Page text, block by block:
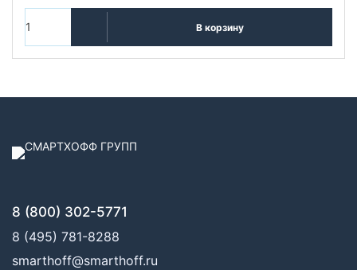
В корзину
8 (800) 302-5771
8 (495) 781-8288
smarthoff@smarthoff.ru